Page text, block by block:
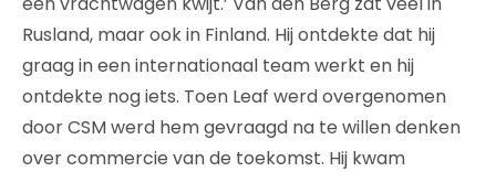
Rusland, maar ook in Finland. Hij ontdekte dat hij
graag in een internationaal team werkt en hij
ontdekte nog iets. Toen Leaf werd overgenomen
door CSM werd hem gevraagd na te willen denken
over commercie van de toekomst. Hij kwam